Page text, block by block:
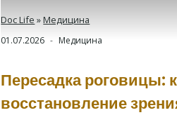
Doc Life » Медицина
01.07.2026 Медицина
Пересадка роговицы:
восстановление